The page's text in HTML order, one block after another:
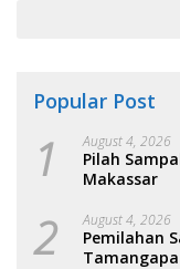
Popular Post
1 August 4, 2026
Pilah
Makassar
2 August 4, 2026
Pemilahan